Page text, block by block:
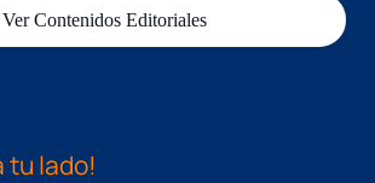
Ver Contenidos Editoriales
tu lado!